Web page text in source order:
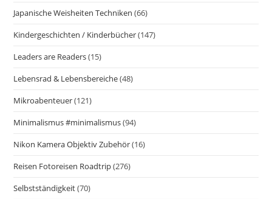
Japanische Weisheiten Techniken (66)
Kindergeschichten / Kinderbücher(147)
Leaders are Readers(15)
Lebensrad & Lebensbereiche(48)
Mikroabenteuer(121)
Minimalismus #minimalismus(94)
Nikon Kamera Objektiv Zubehör(16)
Reisen Fotoreisen Roadtrip(276)
Selbstständigkeit(70)